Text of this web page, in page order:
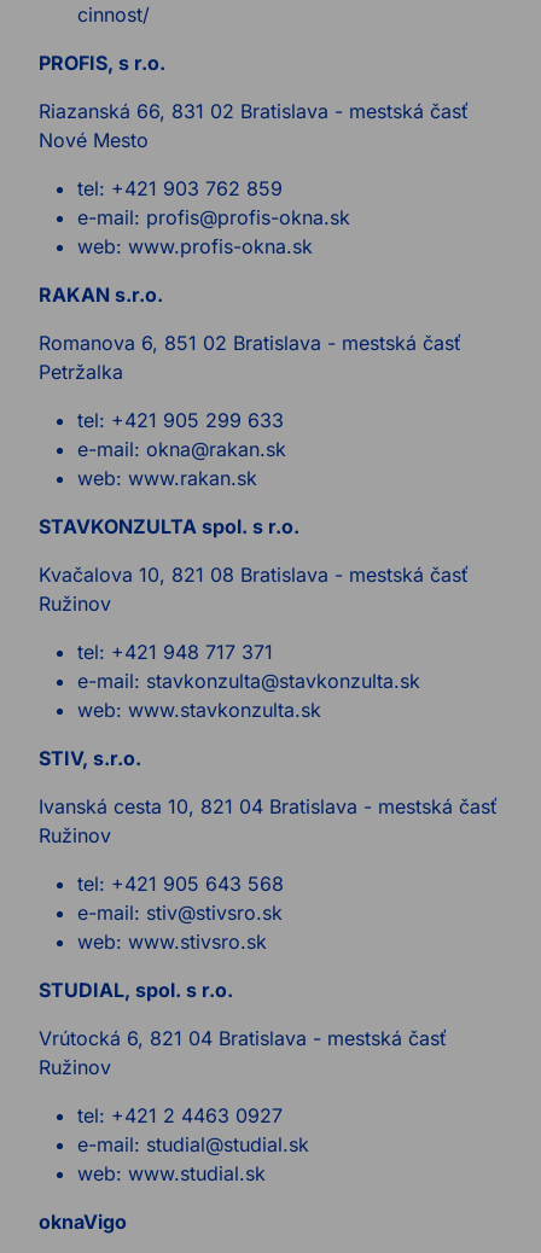
cinnost/
PROFIS, s r.o.
Riazanská 66, 831 02 Bratislava - mestská časť
Nové Mesto
tel: +421 903 762 859
e-mail: profis@profis-okna.sk
web: www.profis-okna.sk
RAKAN s.r.o.
Romanova 6, 851 02 Bratislava - mestská časť
Petržalka
tel: +421 905 299 633
e-mail: okna@rakan.sk
web: www.rakan.sk
STAVKONZULTA spol. s r.o.
Kvačalova 10, 821 08 Bratislava - mestská časť
Ružinov
tel: +421 948 717 371
e-mail: stavkonzulta@stavkonzulta.sk
web: www.stavkonzulta.sk
STIV, s.r.o.
Ivanská cesta 10, 821 04 Bratislava - mestská časť
Ružinov
tel: +421 905 643 568
e-mail: stiv@stivsro.sk
web: www.stivsro.sk
STUDIAL, spol. s r.o.
Vrútocká 6, 821 04 Bratislava - mestská časť
Ružinov
tel: +421 2 4463 0927
e-mail: studial@studial.sk
web: www.studial.sk
oknaVigo